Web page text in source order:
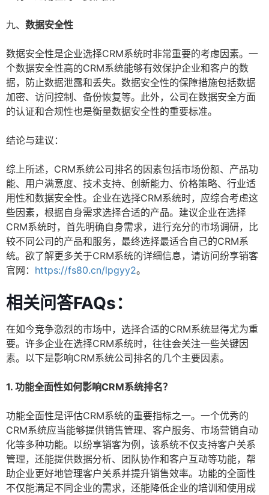
九、 数据安全性
数据安全性是企业选择CRM系统时非常重要的考虑因素。一
个数据安全性高的CRM系统能够有效保护企业和客户的数
据，防止数据泄露和丢失。数据安全性的保障措施包括数据
加密、访问控制、备份恢复等。此外，公司在数据安全方面
的认证和合规性也是衡量数据安全性的重要标准。
结论与建议：
综上所述，CRM系统公司排名的因素包括市场份额、产品功
能、用户满意度、技术支持、创新能力、价格策略、行业适
用性和数据安全性。企业在选择CRM系统时，应综合考虑这
些因素，根据自身需求选择合适的产品。建议企业在选择
CRM系统时，首先明确自身需求，进行充分的市场调研，比
较不同公司的产品和服务，最终选择最适合自己的CRM系
统。欲了解更多关于CRM系统的详细信息，请访问纷享销客
官网： https://fs80.cn/lpgyy2。
相关问答FAQs：
在如今竞争激烈的市场中，选择合适的CRM系统显得尤为重
要。许多企业在选择CRM系统时，往往会关注一些关键因
素。以下是影响CRM系统公司排名的几个主要因素。
1. 功能全面性如何影响CRM系统排名？
功能全面性是评估CRM系统的重要指标之一。一个优秀的
CRM系统应当能够提供销售管理、客户服务、市场营销自动
化等多种功能。以纷享销客为例，该系统不仅支持客户关系
管理，还能提供数据分析、团队协作和客户互动等功能，帮
助企业更好地管理客户关系并提升销售效率。功能的全面性
不仅能满足不同企业的需求，还能降低企业的培训和使用成